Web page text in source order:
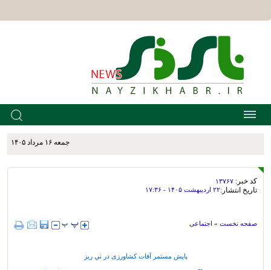
جمعه ۱۶ مرداد ۱۴۰۵
کد خبر: ۱۳۷۶۷
تاریخ انتشار:۲۲ ارديبهشت ۱۴۰۵ - ۱۷:۳۶
صفحه نخست » اجتماعی
پایش مستمر آفات کشاورزی در ني ريز